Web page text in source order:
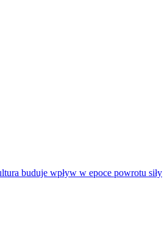
buduje wpływ w epoce powrotu siły